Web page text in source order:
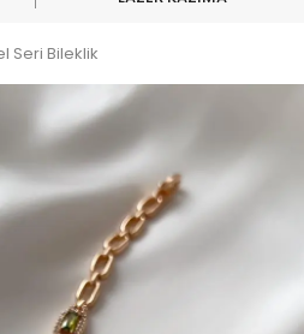
Seri Bileklik